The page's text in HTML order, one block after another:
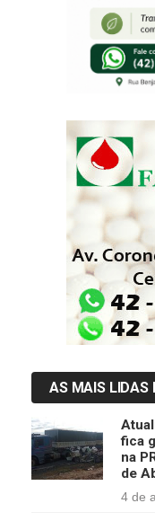
AS MAIS LIDAS
fica
na
de
4 de